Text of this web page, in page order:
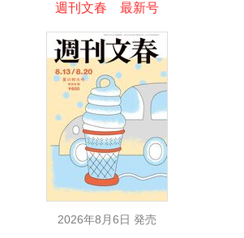
ら』倉本聰氏（91...
週刊文春 最新号
2026年8月6日 発売